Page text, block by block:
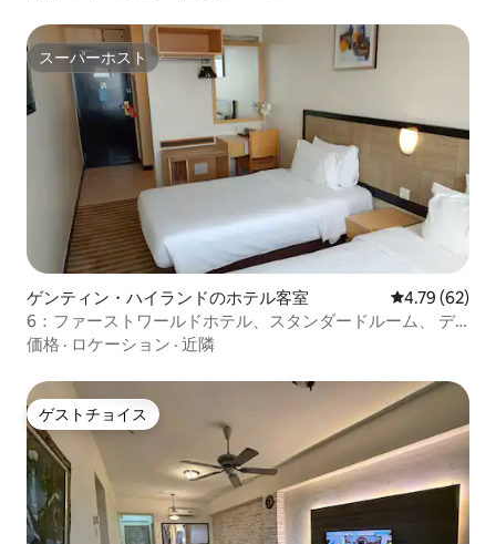
スーパーホスト
スーパーホスト
ゲンティン・ハイランドのホテル客室 レビュー62
4.79 (62)
6：ファーストワールドホテル、スタンダードルーム、 デ
ラックスルーム
価格 · ロケーション · 近隣
ゲストチョイス
ゲストチョイス